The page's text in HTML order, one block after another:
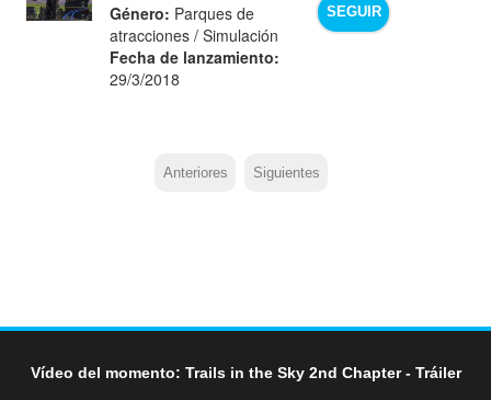
SEGUIR
Género: Parques de
atracciones / Simulación
Fecha de lanzamiento:
29/3/2018
Anteriores Siguientes
Vídeo del momento: Trails in the Sky 2nd Chapter - Tráiler